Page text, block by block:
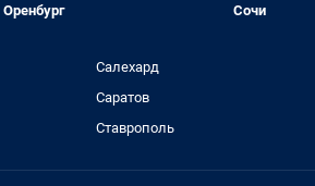
Оренбург
Сочи
Салехард
Саратов
Ставрополь